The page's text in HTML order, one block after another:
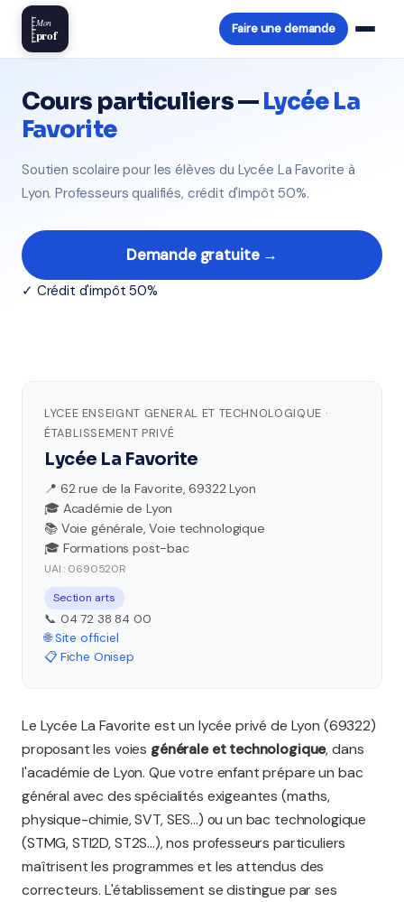
Mon
prof Faire une demande
Cours particuliers —Lycée La
Favorite
Soutien scolaire pour les élèves du Lycée La Favorite à
Lyon. Professeurs qualifiés, crédit d'impôt 50%.
Demande gratuite →
✓ Crédit d'impôt 50%
LYCEE ENSEIGNT GENERAL ET TECHNOLOGIQUE ·
ÉTABLISSEMENT PRIVÉ
Lycée La Favorite
📍 62 rue de la Favorite, 69322 Lyon
🎓 Académie de Lyon
📚 Voie générale, Voie technologique
🎓 Formations post-bac
UAI : 0690520R
Section arts
📞 04 72 38 84 00
🌐 Site officiel
📋 Fiche Onisep
Le Lycée La Favorite est un lycée privé de Lyon (69322)
proposant les voies générale et technologique, dans
l'académie de Lyon. Que votre enfant prépare un bac
général avec des spécialités exigeantes (maths,
physique-chimie, SVT, SES...) ou un bac technologique
(STMG, STI2D, ST2S...), nos professeurs particuliers
maîtrisent les programmes et les attendus des
correcteurs. L'établissement se distingue par ses